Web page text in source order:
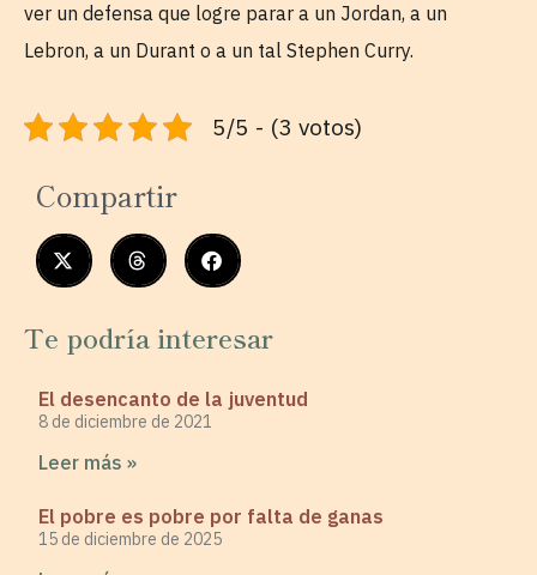
ver un defensa que logre parar a un Jordan, a un
Lebron, a un Durant o a un tal Stephen Curry.
5/5 - (3 votos)
Compartir
Te podría interesar
El desencanto de la juventud
8 de diciembre de 2021
Leer más »
El pobre es pobre por falta de ganas
15 de diciembre de 2025